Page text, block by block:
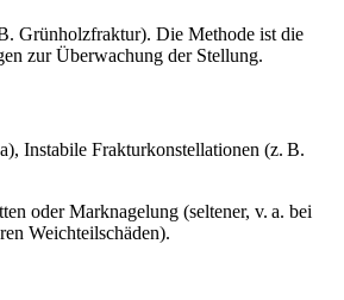
Grünholzfraktur). Die Methode ist die
zur Überwachung der Stellung.
Instabile Frakturkonstellationen (z. B.
oder Marknagelung (seltener, v. a. bei
Weichteilschäden).